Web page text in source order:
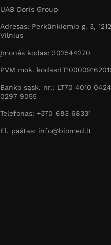
UAB Doris Group
Adresas: Perkūnkiemio g. 3,
Vilnius
Įmonės kodas: 302544270
PVM mok.
Banko sąsk. nr.: LT70 4010 0424
0297 9055
Telefonas: +370 683 68331
El. paštas: info@biomed.lt